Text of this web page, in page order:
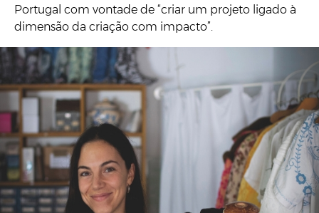
Portugal com vontade de “criar um projeto ligado à
dimensão da criação com impacto”.